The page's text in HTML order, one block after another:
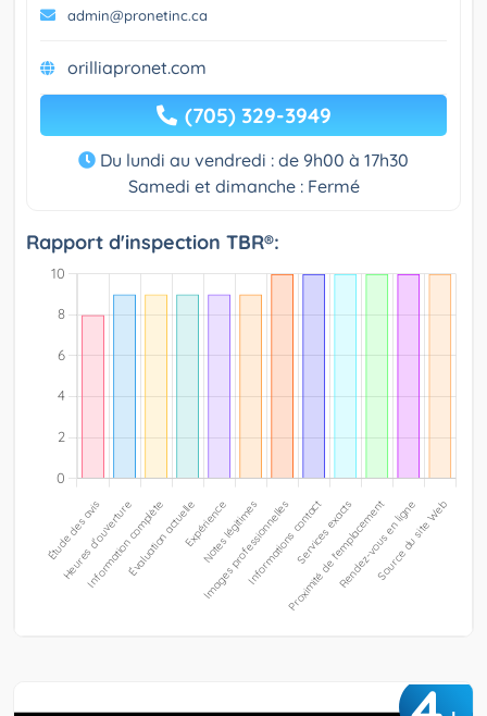
admin@pronetinc.ca
orilliapronet.com
(705) 329-3949
Du lundi au vendredi : de 9h00 à 17h30
Samedi et dimanche : Fermé
Rapport d'inspection TBR®: